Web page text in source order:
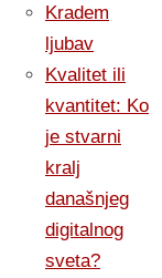
Kradem
ljubav
Kvalitet ili
kvantitet: Ko
je stvarni
kralj
današnjeg
digitalnog
sveta?